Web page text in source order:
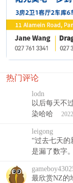
热门评论
lodn
以后每天不
染哈哈
leigong
“过去七天的
是漏了数字。
最欣赏NZ的